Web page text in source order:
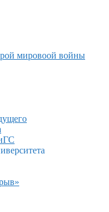
мировоой войны